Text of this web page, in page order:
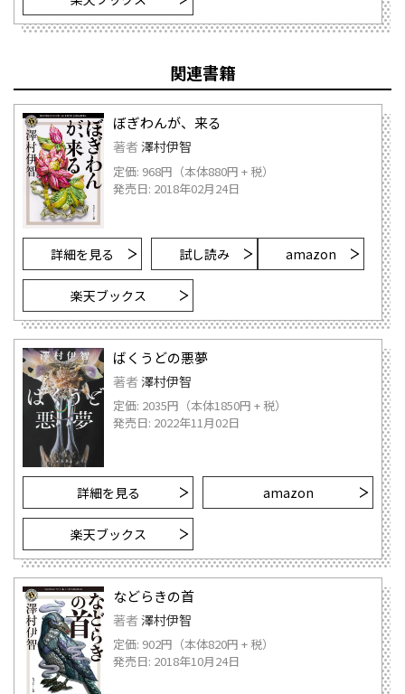
関連書籍
ぼぎわんが、来る
著者 澤村伊智
定価: 968円（本体880円 + 税）
発売日: 2018年02月24日
詳細を見る 試し読み amazon
楽天ブックス
ばくうどの悪夢
著者 澤村伊智
定価: 2035円（本体1850円 + 税）
発売日: 2022年11月02日
詳細を見る amazon
楽天ブックス
などらきの首
著者 澤村伊智
定価: 902円（本体820円 + 税）
発売日: 2018年10月24日